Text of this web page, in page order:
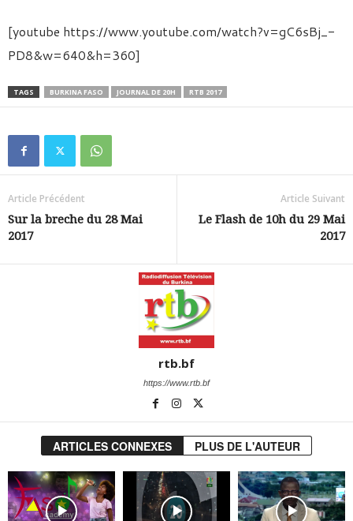
[youtube https://www.youtube.com/watch?v=gC6sBj_-
PD8&w=640&h=360]
TAGS BURKINA FASO JOURNAL DE 20H RTB 2017
Article Précédent
Sur la breche du 28 Mai
2017
Article Suivant
Le Flash de 10h du 29 Mai
2017
rtb.bf
https://www.rtb.bf
ARTICLES CONNEXES PLUS DE L'AUTEUR